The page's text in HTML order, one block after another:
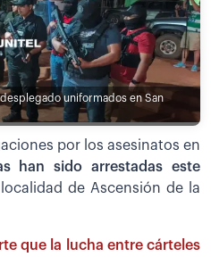
desplegado uniformados en San
por los asesinatos en
han sido arrestadas este
de Ascensión de la
que la lucha entre cárteles